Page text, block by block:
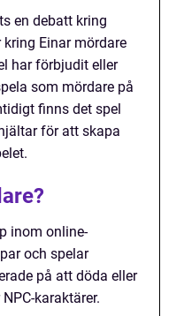
en debatt kring
Einar mördare
har förbjudit eller
som mördare på
finns det spel
för att skapa
inom online-
och spelar
på att döda eller
karaktärer.